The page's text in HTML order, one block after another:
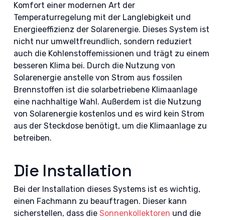
Komfort einer modernen Art der
Temperaturregelung mit der Langlebigkeit und
Energieeffizienz der Solarenergie. Dieses System ist
nicht nur umweltfreundlich, sondern reduziert
auch die Kohlenstoffemissionen und trägt zu einem
besseren Klima bei. Durch die Nutzung von
Solarenergie anstelle von Strom aus fossilen
Brennstoffen ist die solarbetriebene Klimaanlage
eine nachhaltige Wahl. Außerdem ist die Nutzung
von Solarenergie kostenlos und es wird kein Strom
aus der Steckdose benötigt, um die Klimaanlage zu
betreiben.
Die Installation
Bei der Installation dieses Systems ist es wichtig,
einen Fachmann zu beauftragen. Dieser kann
sicherstellen, dass die Sonnenkollektoren und die